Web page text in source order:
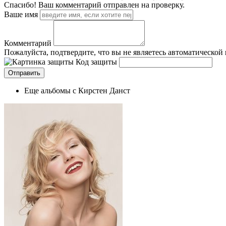
Спасибо! Ваш комментарий отправлен на проверку.
Ваше имя
Комментарий
Пожалуйста, подтвердите, что вы не являетесь
Код защиты
Еще альбомы с Кирстен Данст